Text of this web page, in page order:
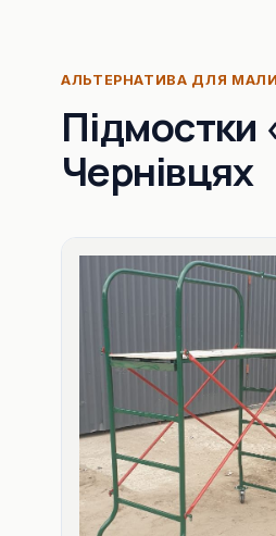
АЛЬТЕРНАТИВА ДЛЯ
Підмостки
Чернівцях